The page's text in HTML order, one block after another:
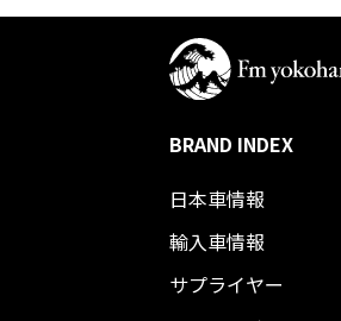
BRAND INDEX
日本車情報​
輸入車情報
サプライヤー